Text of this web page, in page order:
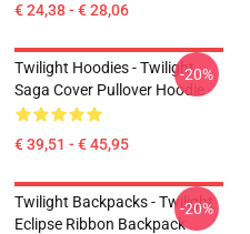
€ 24,38 - € 28,06
Twilight Hoodies - Twilight
Saga Cover Pullover Hoodie
€ 39,51 - € 45,95
-20%
Twilight Backpacks - Twilight
Eclipse Ribbon Backpack
-20%